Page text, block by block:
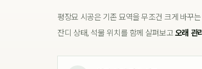
평장묘 시공은 기존 묘역을 무조건 크게 바꾸
잔디 상태, 석물 위치를 함께 살펴보고오래 관